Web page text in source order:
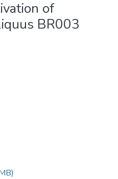
of
BR003